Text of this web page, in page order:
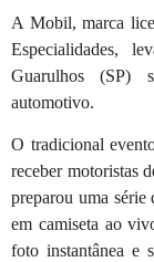
A Mobil, marca
Especialidades,
Guarulhos (SP)
automotivo.
O tradicional
receber motoristas
preparou uma série
em camiseta ao
foto instantânea e